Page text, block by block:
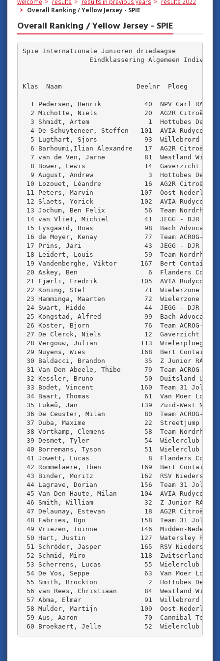
Overall Ranking / Yellow Jersey - SPIE
Overall Ranking / Yellow Jersey - SPIE
Spie Internationale Junioren driedaagse
Eindklassering Algemeen
Klas  Naam                   Deelnr  Ploeg
1 Pedersen, Henrik           40  NPV Carl RAS
2 Michotte, Niels            20  AG2R Citroën
3 Shmidt, Artem               1  Hottubes
4 De Schuyteneer, Steffen   101  AVIA Rudyco
5 Lugthart, Sjors            93  Willebrord Wil
6 Barhoumi,Ilian Alexandre   17  AG2R Citroën
7 van de Ven, Jarne          81  Westland Wil
8 Bower, Lewis               14  Gaverzicht
9 August, Andrew              3  Hottubes
10 Lozouet, Léandre           16  AG2R Citroën
11 Peters, Marvin            107  Oost-
12 Slaets, Yorick            102  AVIA Rudyco
13 Jochum, Ben Felix          56  Team
14 van Vliet, Michiel         41  JEGG - DJR
15 Lysgaard, Boas             98  Bach
16 de Moyer, Kenay            77  Team ACROG-
17 Prins, Jari                43  JEGG - DJR
18 Leidert, Louis             59  Team Nordrhein
19 Vandenberghe, Viktor      167  Bert
20 Askey, Ben                  6  Flanders Color
21 Fjærli, Fredrik           105  AVIA Rudyco
22 Koning, Stef               71  Wielerzone
23 Hamminga, Maarten          72  Wielerzone
24 Swart, Hidde               44  JEGG - DJR
25 Kongstad, Alfred           99  Bach
26 Koster, Bjorn              76  Team ACROG-
27 De Clerck, Niels           12  Gaverzicht
28 Vergouw, Julian           113  Wielerploeg
29 Nuyens, Wies              168  Bert
30 Baldacci, Brandon          35  Z Junior
31 Van Den Abeele, Thibo      79  Team ACROG-
32 Kessler, Bruno             50  Duitsland
33 Bodet, Vincent            160  Team 31 Jolly
34 Baart, Thomas              61  Van Moer
35 Lukeü, Jan                139  Zuid-West
36 De Ceuster, Milan          80  Team ACROG-
37 Duba, Maxime               22  Streetjump
38 Vortkamp, Clemens          58  Team
39 Desmet, Tyler              54  Wielerclub
40 Borremans, Tyson           51  Wielerclub
41 Jowett, Lucas               8  Flanders Color
42 Rommelaere, Iben          169  Bert
43 Binder, Moritz            162  RSV
44 Lagrave, Dorian           156  Team 31 Jolly
45 Van Den Haute, Milan      104  AVIA Rudyco
46 Smith, William             32  Z Junior RACE
47 Delaunay, Estevan          18  AG2R Citroën
48 Fabries, Ugo              158  Team 31 Jolly
49 Vriezen, Toinne           146  Midden-
50 Hart, Justin              127  Watersley R+D
51 Schröder, Jasper          165  RSV
52 Schmid, Miro              118  Zwitserland
53 Scherrens, Lucas           55  Wielerclub
54 De Vos, Seppe              63  Van Moer
55 Smith, Brockton             2  Hottubes
56 van Rees, Christiaan       84  Westland Wil
57 Abma, Elmar                91  Willebrord Wil
58 Mulder, Martijn           109  Oost-
59 Aus, Aaron                 70  Cannibal
60 Broekaert, Jelle           52  Wielerclub